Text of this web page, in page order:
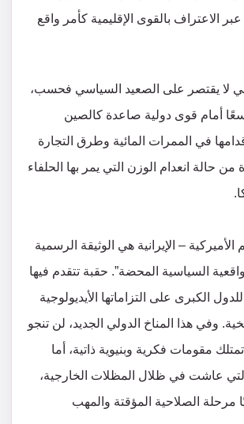
عبر الاعتراف بالقوى الإقليمية كأمر واقع
لا يقتصر على الصعيد السياسي فحسب،
أمام قوى دولية صاعدة كالصين
في الممرات المائية وطرق التجارة
من حالة انعدام الوزن التي يمر بها الحلفاء
الأميركية – الإيرانية هي الوثيقة الرسمية
السياسية المحضة”. حقبة تتقدم فيها
الكبرى على التزاماتها الأيديولوجية
وفي هذا المناخ الدولي الجديد، لن تنجو
تمتلك مقومات فكرية وبنيوية ذاتية، أما
التي عاشت في ظلال المظلات الخارجية،
الصلاحية المؤقتة والمهب